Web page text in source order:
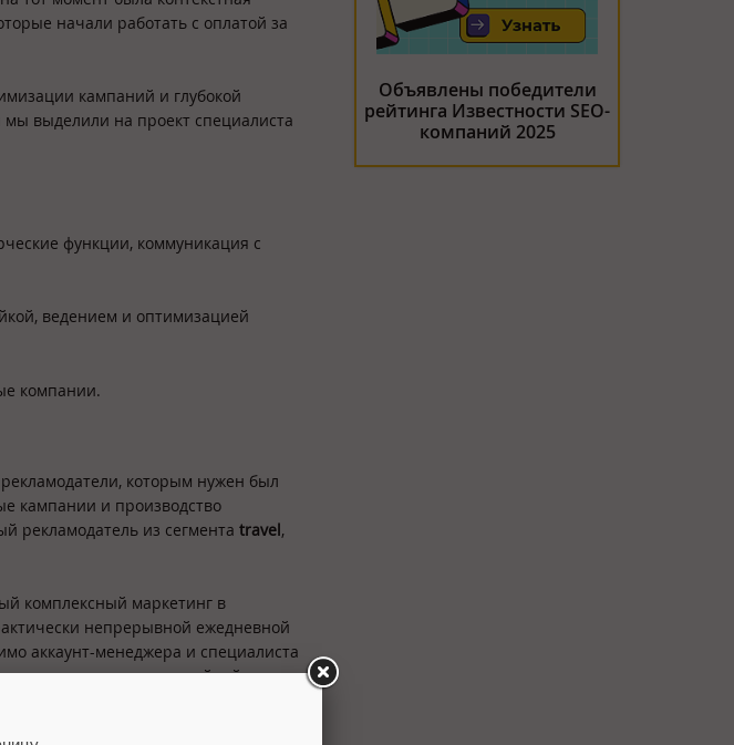
начали работать с оплатой за
кампаний и глубокой
выделили на проект специалиста
функции, коммуникация с
ведением и оптимизацией
компании.
которым нужен был
кампании и производство
рекламодатель из сегмента travel,
комплексный маркетинг в
непрерывной ежедневной
аккаунт-менеджера и специалиста
сетях, закупке медийной
Объявлены победители
рейтинга Известности SEO-
компаний 2025